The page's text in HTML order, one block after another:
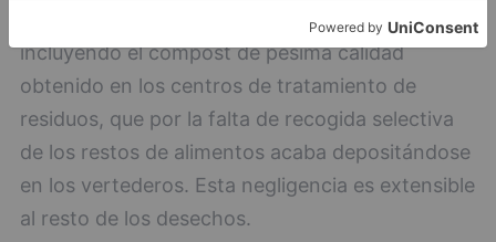
debajo del objetivo legal mínimo del 50 %, y eso
incluyendo el compost de pésima calidad
obtenido en los centros de tratamiento de
residuos, que por la falta de recogida selectiva
de los restos de alimentos acaba depositándose
en los vertederos. Esta negligencia es extensible
al resto de los desechos.